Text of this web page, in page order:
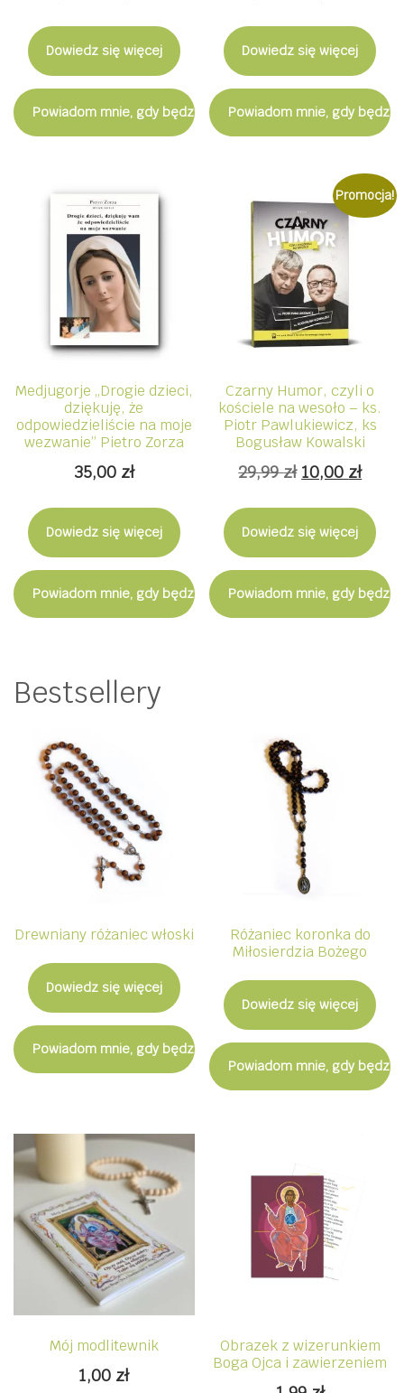
wynosiła:
99,00 zł.
wynosi:
80,00 zł.
Dowiedz się więcej
Powiadom mnie, gdy będzie dostępny
wynosiła:
17,99 zł.14,00
Dowiedz się więcej
Powiadom mnie, gdy
Medjugorje „Drogie dzieci,
dziękuję, że
odpowiedzieliście na moje
wezwanie” Pietro Zorza
35,00 zł
Dowiedz się więcej
Powiadom mnie, gdy będzie dostępny
Promocja!
Czarny Humor, czyli o
kościele na wesoło – ks.
Piotr Pawlukiewicz, ks
Bogusław Kowalski
29,99zł Pierwotna
wynosiła:
29,99 zł.
10,00 zł
Dowiedz się więcej
Powiadom mnie, gdy
Bestsellery
Drewniany różaniec włoski
Dowiedz się więcej
Powiadom mnie, gdy będzie dostępny
Różaniec koronka do
Miłosierdzia Bożego
Dowiedz się więcej
Powiadom mnie, gdy
Mój modlitewnik
1,00 zł
Obrazek z wizerunkiem
Boga Ojca i zawierzeniem